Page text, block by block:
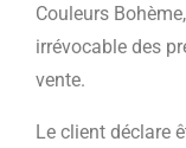
Couleurs
irrévocable des
vente.
Le client déclare